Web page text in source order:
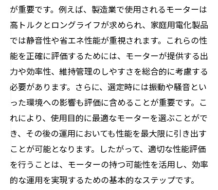
が重要です。例えば、製造業で使用されるモーターは
高トルクとロングライフが求められ、家庭用電化製品
では静音性や省エネ性能が重視されます。これらの性
能を正確に評価するためには、モーターが提供する出
力や効率性、維持管理のしやすさを総合的に考慮する
必要があります。さらに、選定時には振動や騒音とい
った環境への影響も評価に含めることが重要です。こ
れにより、使用目的に最適なモーターを選ぶことがで
き、その後の運用においても性能を最大限に引き出す
ことが可能となります。したがって、適切な性能評価
を行うことは、モーターの持つ可能性を活用し、効率
的な運用を実現するための基本的なステップです。